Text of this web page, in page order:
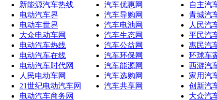
新能源汽车热线
电动汽车界
电动车世界
大众电动车网
电动汽车热线
电动汽车在线
电动汽车时代网
人民电动车网
21世纪电动汽车网
电动汽车商务网
汽车优惠网
汽车导购网
汽车电池网
汽车生态网
汽车公益网
汽车环保网
汽车能源网
汽车选购网
汽车共享网
自主汽
青城汽
人民汽
平民汽
惠民汽
环球车
西游汽
家用汽
创新汽
大众汽